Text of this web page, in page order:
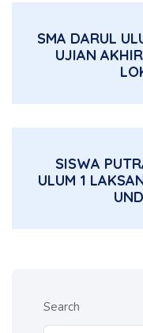
SMA DARUL
UJIAN
SISWA
ULUM 1
Search